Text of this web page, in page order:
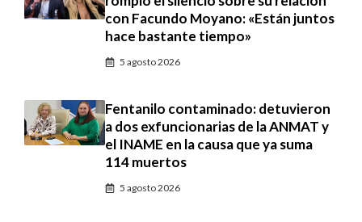
con Facundo Moyano: «Están juntos
hace bastante tiempo»
5 agosto 2026
Fentanilo contaminado: detuvieron
a dos exfuncionarias de la ANMAT y
el INAME en la causa que ya suma
114 muertos
5 agosto 2026